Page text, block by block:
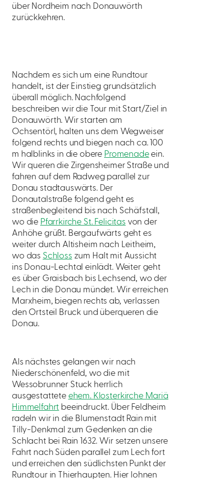
über Nordheim nach Donauwörth
zurückkehren.
Nachdem es sich um eine Rundtour
handelt, ist der Einstieg grundsätzlich
überall möglich. Nachfolgend
beschreiben wir die Tour mit Start/Ziel in
Donauwörth. Wir starten am
Ochsentörl, halten uns dem Wegweiser
folgend rechts und biegen nach ca. 100
m halblinks in die obere Promenadeein.
Wir queren die Zirgensheimer Straße und
fahren auf dem Radweg parallel zur
Donau stadtauswärts. Der
Donautalstraße folgend geht es
straßenbegleitend bis nach Schäfstall,
wo die Pfarrkirche St. Felicitas von der
Anhöhe grüßt. Bergaufwärts geht es
weiter durch Altisheim nach Leitheim,
wo das Schloss zum Halt mit Aussicht
ins Donau-Lechtal einlädt. Weiter geht
es über Graisbach bis Lechsend, wo der
Lech in die Donau mündet. Wir erreichen
Marxheim, biegen rechts ab, verlassen
den Ortsteil Bruck und überqueren die
Donau.
Als nächstes gelangen wir nach
Niederschönenfeld, wo die mit
Wessobrunner Stuck herrlich
ausgestattete ehem. Klosterkirche Mariä
Himmelfahrt beeindruckt. Über Feldheim
radeln wir in die Blumenstadt Rain mit
Tilly-Denkmal zum Gedenken an die
Schlacht bei Rain 1632. Wir setzen unsere
Fahrt nach Süden parallel zum Lech fort
und erreichen den südlichsten Punkt der
Rundtour in Thierhaupten. Hier lohnen